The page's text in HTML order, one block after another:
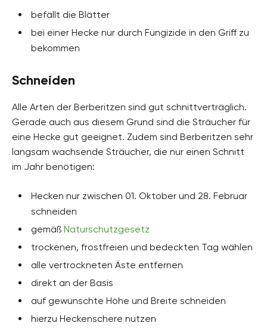
befällt die Blätter
bei einer Hecke nur durch Fungizide in den Griff zu
bekommen
Schneiden
Alle Arten der Berberitzen sind gut schnittverträglich.
Gerade auch aus diesem Grund sind die Sträucher für
eine Hecke gut geeignet. Zudem sind Berberitzen sehr
langsam wachsende Sträucher, die nur einen Schnitt
im Jahr benötigen:
Hecken nur zwischen 01. Oktober und 28. Februar
schneiden
gemäß Naturschutzgesetz
trockenen, frostfreien und bedeckten Tag wählen
alle vertrockneten Äste entfernen
direkt an der Basis
auf gewünschte Höhe und Breite schneiden
hierzu Heckenschere nutzen